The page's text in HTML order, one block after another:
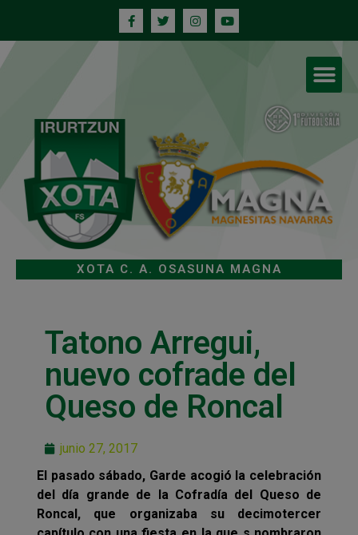
XOTA C. A. OSASUNA MAGNA
Tatono Arregui,
nuevo cofrade del
Queso de Roncal
junio 27, 2017
El pasado sábado, Garde acogió la celebración
del día grande de la Cofradía del Queso de
Roncal, que organizaba su decimotercer